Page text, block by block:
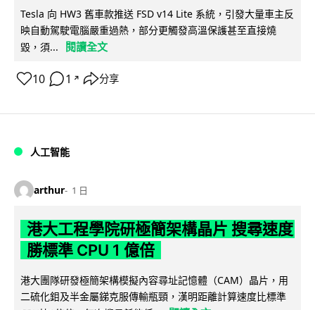
Tesla 向 HW3 舊車款推送 FSD v14 Lite 系統，引發大量車主反
映自動駕駛電腦嚴重過熱，部分更觸發高溫保護甚至直接燒
毀，須...
閱讀全文
10 1 ↗ 分享
人工智能
arthur 1 日
港大工程學院研極簡架構晶片 搜尋速度
勝標準 CPU 1 億倍
港大團隊研發極簡架構模擬內容尋址記憶體（CAM）晶片，用
二硫化鉬及半金屬銻克服傳輸瓶頸，漢明距離計算速度比標準